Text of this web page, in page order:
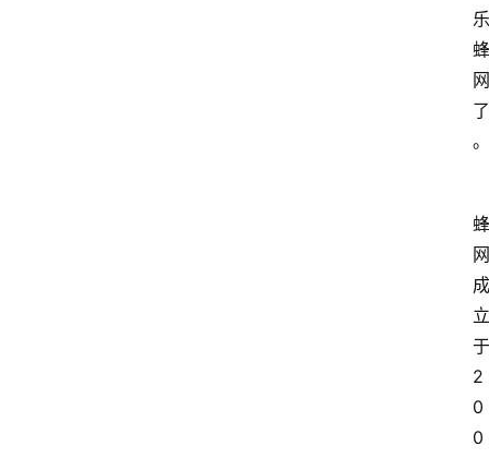
乐
蜂
网
了
。
蜂
网
成
立
于
2
0
0